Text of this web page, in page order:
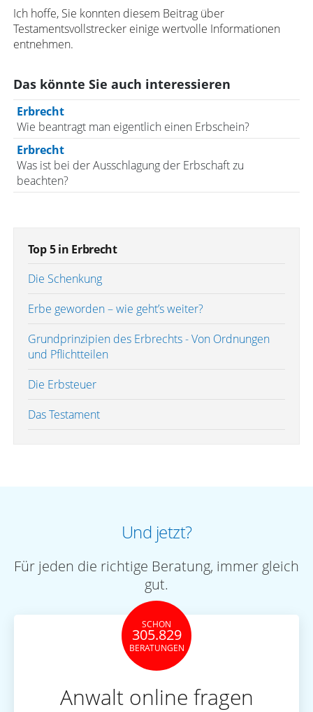
Ich hoffe, Sie konnten diesem Beitrag über
Testamentsvollstrecker einige wertvolle Informationen
entnehmen.
Das könnte Sie auch interessieren
Erbrecht
Wie beantragt man eigentlich einen Erbschein?
Erbrecht
Was ist bei der Ausschlagung der Erbschaft zu
beachten?
Top 5 in Erbrecht
Die Schenkung
Erbe geworden – wie geht’s weiter?
Grundprinzipien des Erbrechts - Von Ordnungen
und Pflichtteilen
Die Erbsteuer
Das Testament
Und jetzt?
Für jeden die richtige Beratung, immer gleich
gut.
SCHON
305.829
BERATUNGEN
Anwalt online fragen